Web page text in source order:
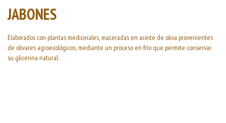
JABONES
Elaborados con plantas medicinales, maceradas en aceite de oliva provenientes
de olivares agroecológicos, mediante un proceso en frío que permite conservar
su glicerina natural.